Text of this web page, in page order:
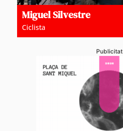
Miguel Silvestre
Ciclista
Publicitat